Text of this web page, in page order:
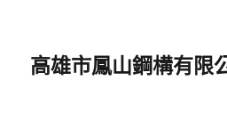
高雄市鳳山鋼構有限